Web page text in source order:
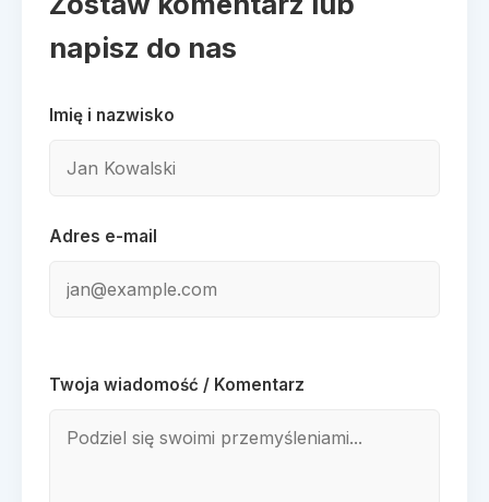
napisz do nas
Imię i nazwisko
Adres e-mail
Twoja wiadomość / Komentarz